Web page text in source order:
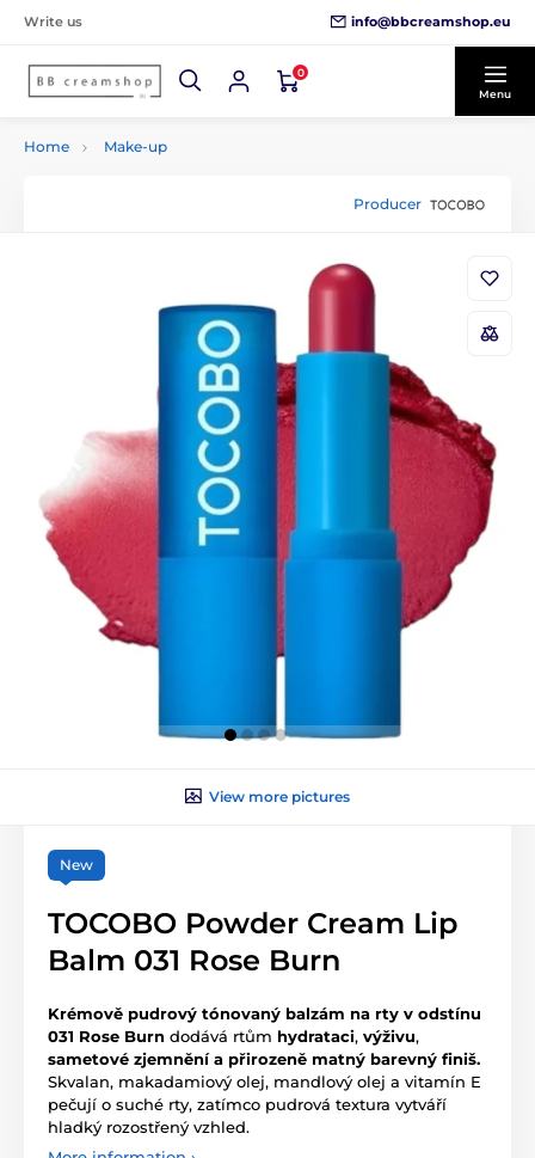
Write us info@bbcreamshop.eu
0
Menu
Home Make-up
Producer
View more pictures
New
TOCOBO Powder Cream Lip
Balm 031 Rose Burn
Krémově pudrový tónovaný balzám na rty v odstínu
031 Rose Burn dodává rtům hydrataci, výživu,
sametové zjemnění a přirozeně matný barevný finiš.
Skvalan, makadamiový olej, mandlový olej a vitamín E
pečují o suché rty, zatímco pudrová textura vytváří
hladký rozostřený vzhled.